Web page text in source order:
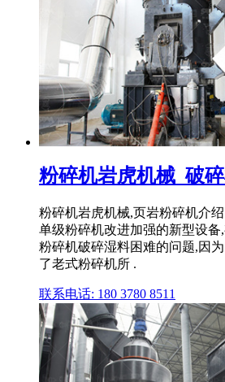
粉碎机岩虎机械_破
粉碎机岩虎机械,页岩粉碎机介
单级粉碎机改进加强的新型设
粉碎机破碎湿料困难的问题,因
了老式粉碎机所 .
联系电话: 180 3780 8511